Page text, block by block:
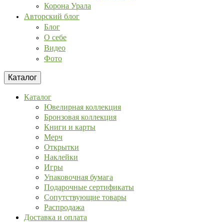
Корона Урала
Авторский блог
Блог
О себе
Видео
Фото
Каталог
Каталог
Ювелирная коллекция
Бронзовая коллекция
Книги и карты
Мерч
Открытки
Наклейки
Игры
Упаковочная бумага
Подарочные сертификаты
Сопутствующие товары
Распродажа
Доставка и оплата